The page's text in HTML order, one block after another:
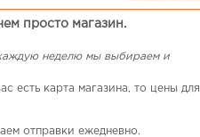
просто магазин.
неделю мы выбираем и
есть карта магазина, то цены для
отправки ежедневно.